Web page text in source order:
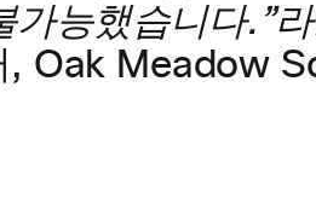
가능했습니다.”
Oak Meadow